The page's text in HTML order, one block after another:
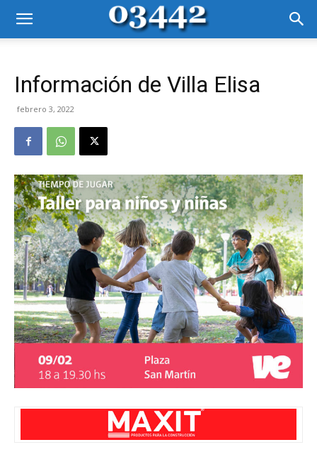
Información de Villa Elisa
febrero 3, 2022